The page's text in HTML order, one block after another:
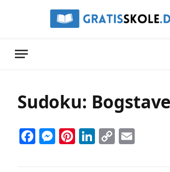
Sudoku:
Facebook
Messenger
Pinterest
LinkedIn
Copy